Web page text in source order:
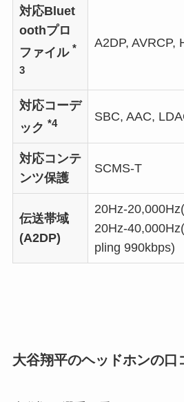
対応Bluet
oothプロ
ファイル *
3
A2DP, AVRCP,
対応コーデ
ック *4 SBC, AAC,
対応コンテ
ンツ保護
SCMS-T
伝送帯域
(A2DP)
20Hz-
20Hz-
pling 990kbps)
大谷翔平のヘッドホンの口